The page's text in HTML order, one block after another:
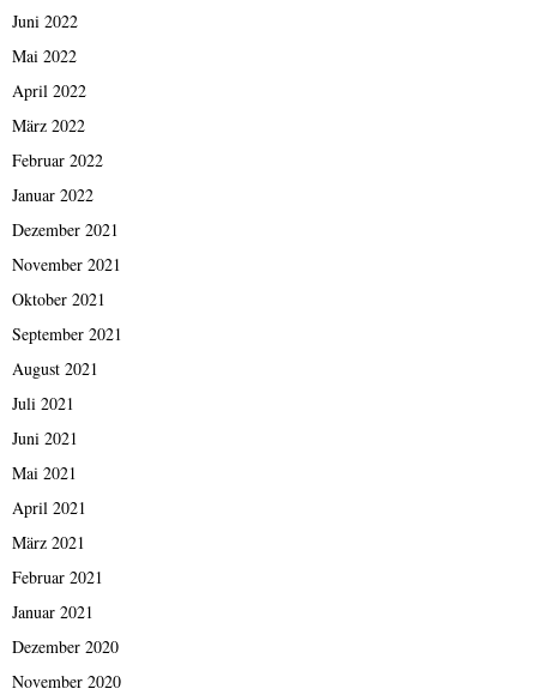
Juni 2022
Mai 2022
April 2022
März 2022
Februar 2022
Januar 2022
Dezember 2021
November 2021
Oktober 2021
September 2021
August 2021
Juli 2021
Juni 2021
Mai 2021
April 2021
März 2021
Februar 2021
Januar 2021
Dezember 2020
November 2020